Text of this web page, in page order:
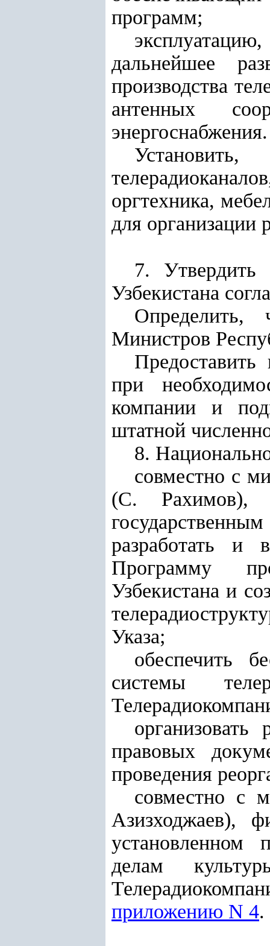
программ;
дальнейшее
производства
антенных
энергоснабжения.
оргтехника,
для организации
7. Утвердить
Узбекистана
Определить,
Министров
при
компании и
штатной
8.
совместно с
(С. Рахимов),
разработать и
Программу
Узбекистана и
Указа;
обеспечить
системы
правовых
проведения
совместно с
Азизходжаев),
установленном
делам
приложению N 4.